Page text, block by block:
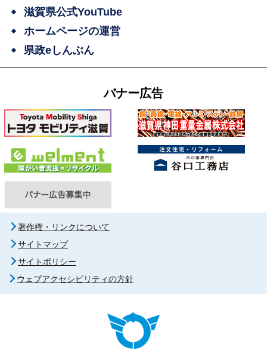
滋賀県公式YouTube
ホームページの運営
県政eしんぶん
バナー広告
著作権・リンクについて
サイトマップ
サイトポリシー
ウェブアクセシビリティの方針